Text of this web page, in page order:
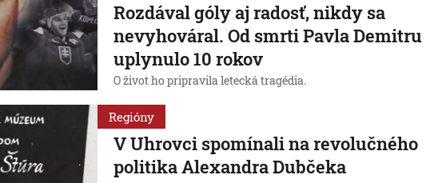
Rozdával góly aj radosť, nikdy sa
nevyhováral. Od smrti Pavla Demitru
uplynulo 10 rokov
O život ho pripravila letecká tragédia.
Regióny
V Uhrovci spomínali na revolučného
politika Alexandra Dubčeka